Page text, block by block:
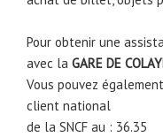
Pour obtenir une
avec la GARE DE
Vous pouvez
client national
de la SNCF au : 36.35